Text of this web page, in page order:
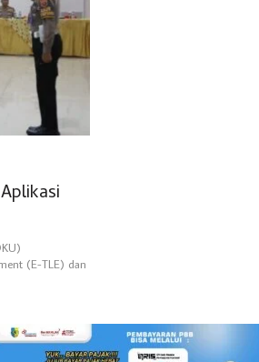
(E-TLE) dan